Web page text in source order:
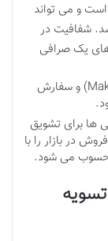
و می تواند
شفافیت در
های یک صرافی
کارمزد سفارش گذار (Maker) و سفارش
ها برای تشویق
در بازار را با
می شود.